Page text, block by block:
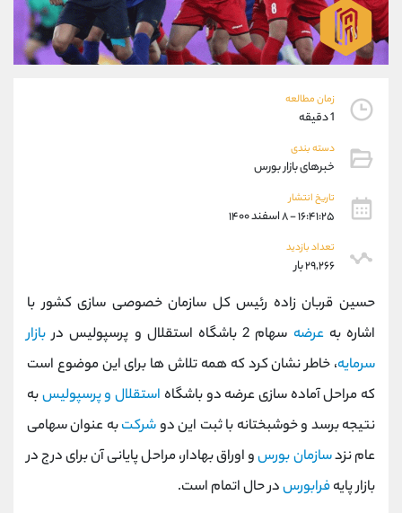
زمان مطالعه
1 دقیقه
دسته بندی
خبرهای بازار بورس
تاریخ انتشار
۱۶:۴۱:۲۵ - ۸ اسفند ۱۴۰۰
تعداد بازدید
۲۹,۲۶۶ بار
حسین قربان زاده رئیس کل سازمان خصوصی سازی کشور با
اشاره بهعرضه سهام 2 باشگاه استقلال و پرسپولیس در
بازار
سرمایه، خاطر نشان کرد که همه تلاش ها برای این موضوع است
که مراحل آماده سازی عرضه دو باشگاه استقلال و پرسپولیسبه
نتیجه برسد و خوشبختانه با ثبت این دوشرکتبه عنوان سهامی
عام نزدسازمان بورسو اوراق بهادار، مراحل پایانی آن برای درج در
بازار پایهفرابورسدر حال اتمام است.
09304891085
واتساپ شروع گفتگو
تلگرام @Armteam_admin_103
پشتیبان فروش
موبایل
واتساپ
تلگرام
داخلی
اطلاعات تماس
021-22021030
بدون پیش شماره 90001030
اینستاگرام @alireza.mehrabii
کانال تلگرام @alirezamehrabi_com